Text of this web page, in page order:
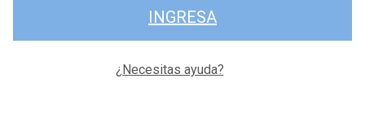
INGRESA
¿Necesitas ayuda?